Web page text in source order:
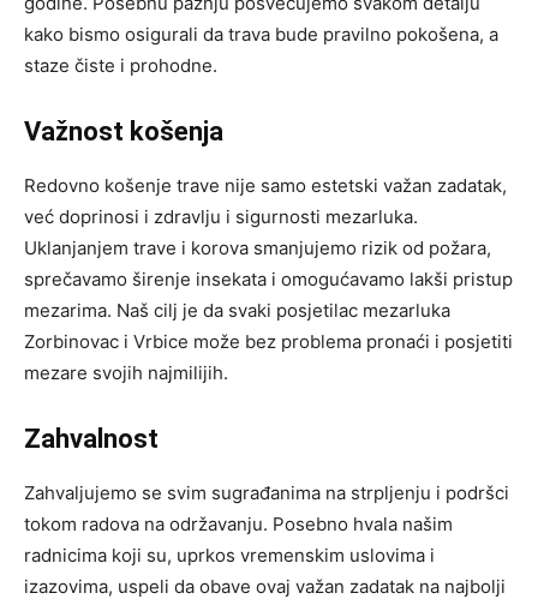
kako bismo osigurali da trava bude pravilno pokošena, a
staze čiste i prohodne.
Važnost košenja
Redovno košenje trave nije samo estetski važan zadatak,
već doprinosi i zdravlju i sigurnosti mezarluka.
Uklanjanjem trave i korova smanjujemo rizik od požara,
sprečavamo širenje insekata i omogućavamo lakši pristup
mezarima. Naš cilj je da svaki posjetilac mezarluka
Zorbinovac i Vrbice može bez problema pronaći i posjetiti
mezare svojih najmilijih.
Zahvalnost
Zahvaljujemo se svim sugrađanima na strpljenju i podršci
tokom radova na održavanju. Posebno hvala našim
radnicima koji su, uprkos vremenskim uslovima i
izazovima, uspeli da obave ovaj važan zadatak na najbolji